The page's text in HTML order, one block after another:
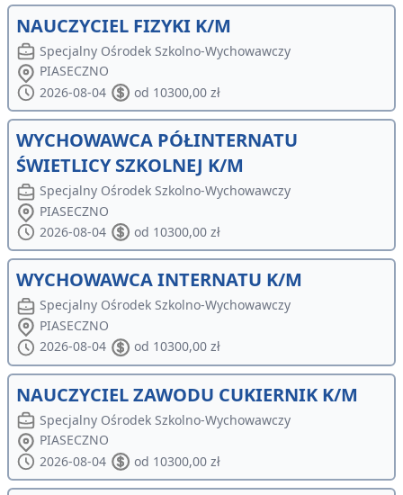
NAUCZYCIEL FIZYKI K/M
Specjalny Ośrodek Szkolno-Wychowawczy
PIASECZNO
2026-08-04
od 10300,00 zł
WYCHOWAWCA PÓŁINTERNATU
ŚWIETLICY SZKOLNEJ K/M
Specjalny Ośrodek Szkolno-Wychowawczy
PIASECZNO
2026-08-04
od 10300,00 zł
WYCHOWAWCA INTERNATU K/M
Specjalny Ośrodek Szkolno-Wychowawczy
PIASECZNO
2026-08-04
od 10300,00 zł
NAUCZYCIEL ZAWODU CUKIERNIK K/M
Specjalny Ośrodek Szkolno-Wychowawczy
PIASECZNO
2026-08-04
od 10300,00 zł